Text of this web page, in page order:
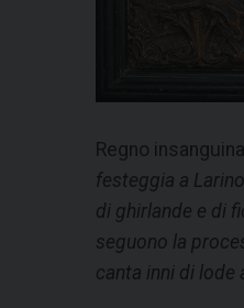
Regno
festeggia a
di ghirlande e di
seguono la
canta inni di lode